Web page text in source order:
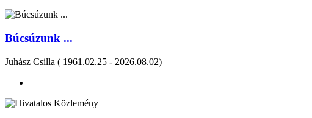
Búcsúzunk ...
Juhász Csilla ( 1961.02.25 - 2026.08.02)